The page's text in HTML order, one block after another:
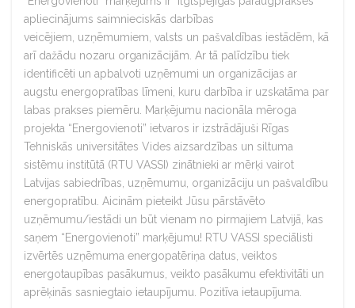
apliecinājums saimnieciskās darbības
veicējiem, uzņēmumiem, valsts un pašvaldības iestādēm, kā
arī dažādu nozaru organizācijām. Ar tā palīdzību tiek
identificēti un apbalvoti uzņēmumi un organizācijas ar
augstu energopratības līmeni, kuru darbība ir uzskatāma par
labas prakses piemēru. Marķējumu nacionāla mēroga
projekta “Energovienoti” ietvaros ir izstrādājuši Rīgas
Tehniskās universitātes Vides aizsardzības un siltuma
sistēmu institūtā (RTU VASSI) zinātnieki ar mērķi vairot
Latvijas sabiedrības, uzņēmumu, organizāciju un pašvaldību
energopratību. Aicinām pieteikt Jūsu pārstāvēto
uzņēmumu/iestādi un būt vienam no pirmajiem Latvijā, kas
saņem “Energovienoti” marķējumu! RTU VASSI speciālisti
izvērtēs uzņēmuma energopatēriņa datus, veiktos
energotaupības pasākumus, veikto pasākumu efektivitāti un
aprēķinās sasniegtaio ietaupījumu. Pozitīva ietaupījuma.